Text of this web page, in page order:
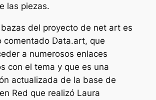
las piezas.
del proyecto de net art es
comentado Data.art, que
a numerosos enlaces
con el tema y que es una
actualizada de la base de
Red que realizó Laura